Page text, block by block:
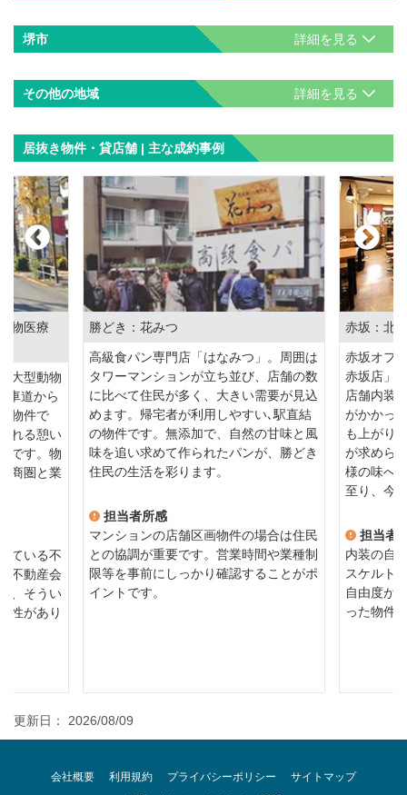
堺市
その他の地域
居抜き物件・貸店舗 | 主な成約事例
物医療
大型動物
車道から
物件で
れる憩い
です。物
商圏と業
ている不
不動産会
、そうい
性があり
勝どき：花みつ
高級食パン専門店「はなみつ」。周囲は
タワーマンションが立ち並び、店舗の数
に比べて住民が多く、大きい需要が見込
めます。帰宅者が利用しやすい､駅直結
の物件です。無添加で、自然の甘味と風
味を追い求めて作られたパンが、勝どき
住民の生活を彩ります。
担当者所感
マンションの店舗区画物件の場合は住民
との協調が重要です。営業時間や業種制
限等を事前にしっかり確認することがポ
イントです。
赤坂：北
赤坂オフ
赤坂店」
店舗内装
がかかっ
も上がり
が求めら
様の味へ
至り、今
担当者
内装の自
スケルト
自由度が
った物件
更新日： 2026/08/09
会社概要 利用規約 プライバシーポリシー
サイトマップ